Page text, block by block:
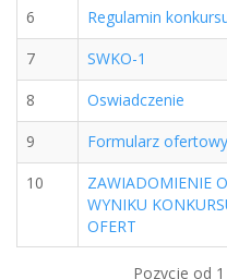
6 Regulamin
7 SWKO-1
8 Oswiadczenie
9 Formularz ofertowy
10
ZAWIADOMIENIE O
WYNIKU
OFERT
Pozycje od